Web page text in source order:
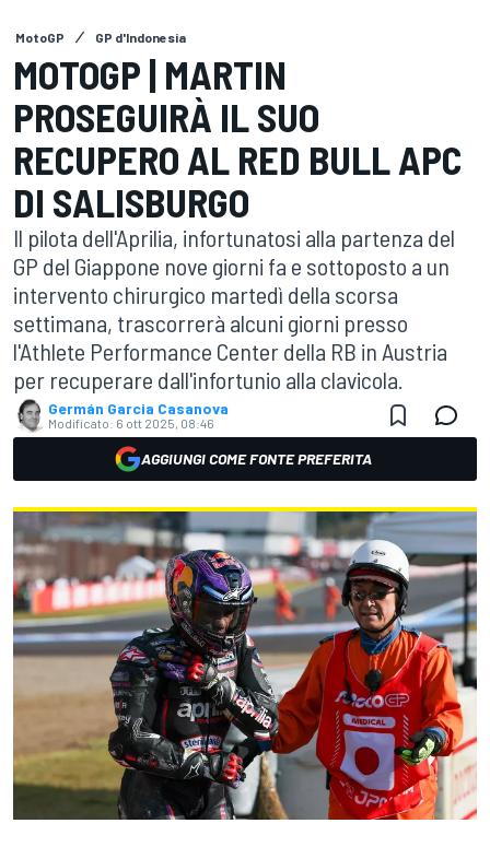
MotoGP GP d'Indonesia
MOTOGP | MARTIN
PROSEGUIRÀ IL SUO
RECUPERO AL RED BULL APC
DI SALISBURGO
Il pilota dell'Aprilia, infortunatosi alla partenza del
GP del Giappone nove giorni fa e sottoposto a un
intervento chirurgico martedì della scorsa
settimana, trascorrerà alcuni giorni presso
l'Athlete Performance Center della RB in Austria
per recuperare dall'infortunio alla clavicola.
Germán Garcia Casanova
Modificato: 6 ott 2025, 08:46
AGGIUNGI COME FONTE PREFERITA